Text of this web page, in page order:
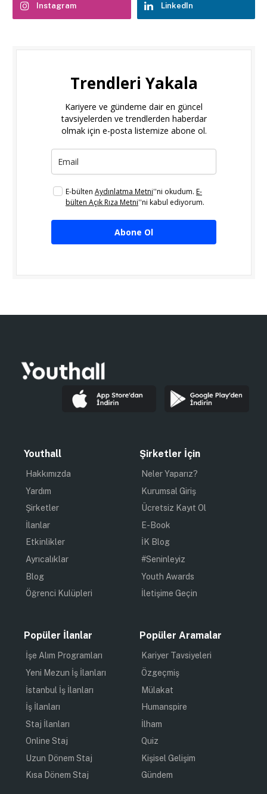
Instagram LinkedIn
Trendleri Yakala
Kariyere ve gündeme dair en güncel
tavsiyelerden ve trendlerden haberdar
olmak için e-posta listemize abone ol.
E-bülten Aydınlatma Metni''ni okudum. E-
bülten Açık Rıza Metni''ni kabul ediyorum.
Abone Ol
Youthall
Hakkımızda
Yardım
Şirketler
İlanlar
Etkinlikler
Ayrıcalıklar
Blog
Öğrenci Kulüpleri
Şirketler İçin
Neler Yaparız?
Kurumsal Giriş
Ücretsiz Kayıt Ol
E-Book
İK Blog
#Seninleyiz
Youth Awards
İletişime Geçin
Popüler İlanlar
İşe Alım Programları
Yeni Mezun İş İlanları
İstanbul İş İlanları
İş İlanları
Staj İlanları
Online Staj
Uzun Dönem Staj
Kısa Dönem Staj
Popüler Aramalar
Kariyer Tavsiyeleri
Özgeçmiş
Mülakat
Humanspire
İlham
Quiz
Kişisel Gelişim
Gündem